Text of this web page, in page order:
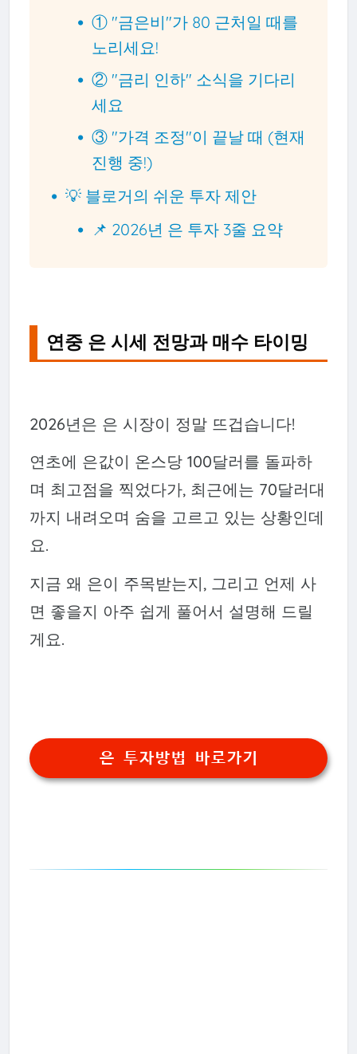
① "금은비"가 80 근처일 때를
노리세요!
② "금리 인하" 소식을 기다리
세요
③ "가격 조정"이 끝날 때 (현재
진행 중!)
💡 블로거의 쉬운 투자 제안
📌 2026년 은 투자 3줄 요약
연중 은 시세 전망과 매수 타이밍
2026년은 은 시장이 정말 뜨겁습니다!
연초에 은값이 온스당 100달러를 돌파하
며 최고점을 찍었다가, 최근에는 70달러대
까지 내려오며 숨을 고르고 있는 상황인데
요.
지금 왜 은이 주목받는지, 그리고 언제 사
면 좋을지 아주 쉽게 풀어서 설명해 드릴
게요.
은 투자방법 바로가기